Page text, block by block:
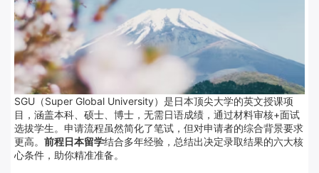
SGU（Super Global University）是日本顶尖大学的英文授课项
目，涵盖本科、硕士、博士，无需日语成绩，通过材料审核+面试
选拔学生。申请流程虽然简化了笔试，但对申请者的综合背景要求
更高。 前程日本留学结合多年经验，总结出决定录取结果的六大核
心条件，助你精准准备。